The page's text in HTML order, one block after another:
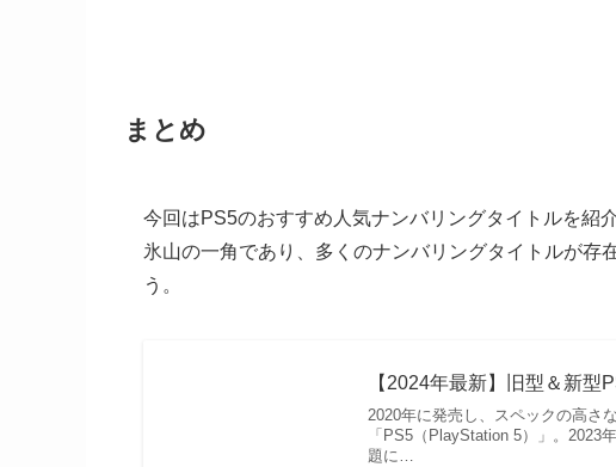
まとめ
今回はPS5のおすすめ人気ナンバリングタイトルを紹
氷山の一角であり、多くのナンバリングタイトルが存
う。
【2024年最新】旧型＆新型
2020年に発売し、スペックの高さ
「PS5（PlayStation 5）」。2023
題に…